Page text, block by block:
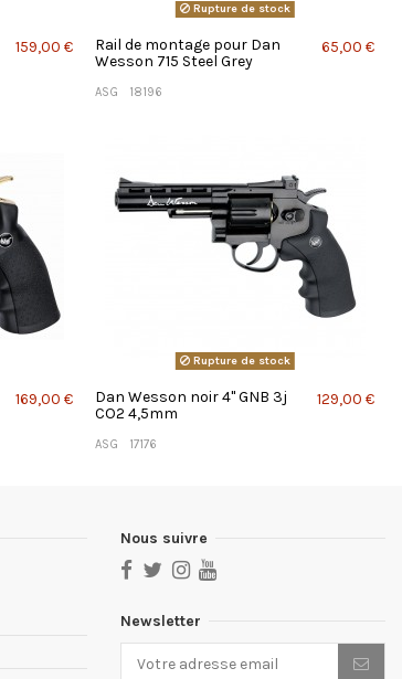
159,00 €
Rupture de stock
Rail de montage pour Dan
Wesson 715 Steel Grey
ASG 18196
65,00 €
169,00 €
Rupture de stock
Dan Wesson noir 4'' GNB 3j
CO2 4,5mm
ASG 17176
129,00 €
Nous suivre
Newsletter